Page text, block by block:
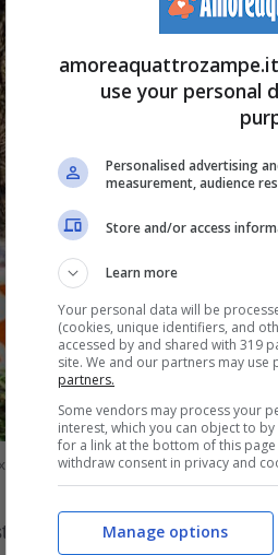
il suo cibo? Non
use your personal
Personalised advertising
measurement, audience
Store and/or access
Learn more
Your personal data will be
(cookies, unique identifiers, and
accessed by and shared with 319
site. We and our partners may use
partners.
Some vendors may process your
interest, which you can object to
for a link at the bottom of this
withdraw consent in privacy and
Manage options